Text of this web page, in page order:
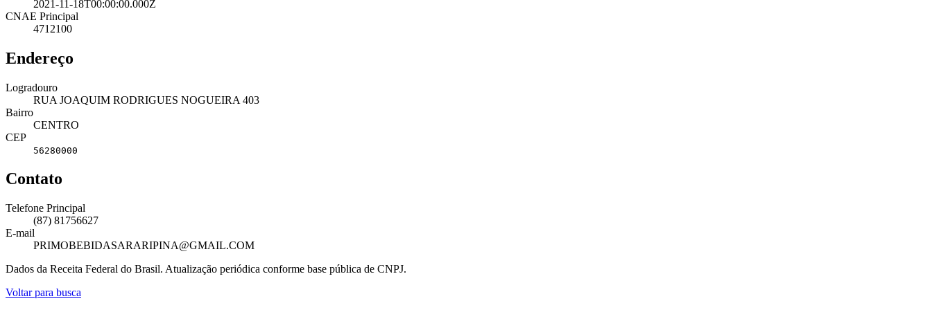
2021-11-18T00:00:00.000Z
CNAE Principal
4712100
Endereço
Logradouro
RUA JOAQUIM RODRIGUES NOGUEIRA 403
Bairro
CENTRO
CEP
56280000
Contato
Telefone Principal
(87) 81756627
E-mail
PRIMOBEBIDASARARIPINA@GMAIL.COM
Dados da Receita Federal do Brasil. Atualização periódica conforme base pública de CNPJ.
Voltar para busca